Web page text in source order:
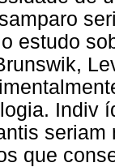
estudo
Indiv
que